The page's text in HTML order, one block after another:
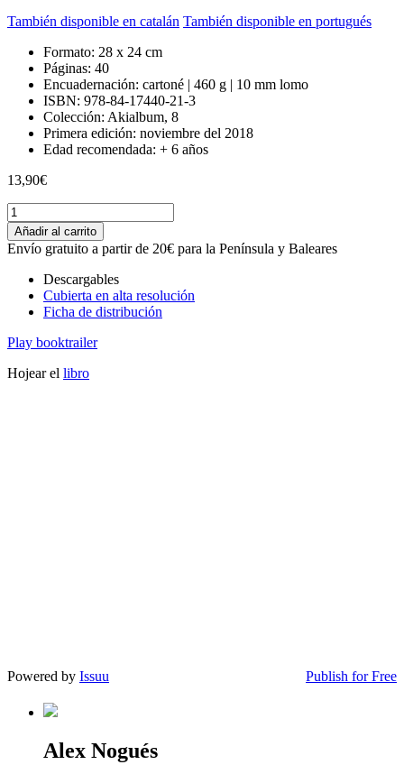
También disponible en catalán También disponible en portugués
Formato: 28 x 24 cm
Páginas: 40
Encuadernación: cartoné | 460 g | 10 mm lomo
ISBN: 978-84-17440-21-3
Colección: Akialbum, 8
Primera edición: noviembre del 2018
Edad recomendada: + 6 años
13,90€
Parco
(ES)
quantity
Añadir al carrito
Envío gratuito a partir de 20€ para la Península y Baleares
Descargables
Cubierta en alta resolución
Ficha de distribución
Play booktrailer
Hojear el libro
Powered by Issuu Publish for Free
Alex Nogués